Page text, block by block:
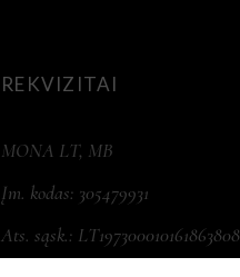
REKVIZITAI
MONA LT, MB
Įm. kodas: 305479931
Ats. sąsk.: LT197300010161863808